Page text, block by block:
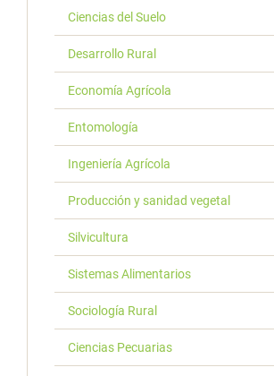
Ciencias del Suelo
Desarrollo Rural
Economía Agrícola
Entomología
Ingeniería Agrícola
Producción y sanidad vegetal
Silvicultura
Sistemas Alimentarios
Sociología Rural
Ciencias Pecuarias